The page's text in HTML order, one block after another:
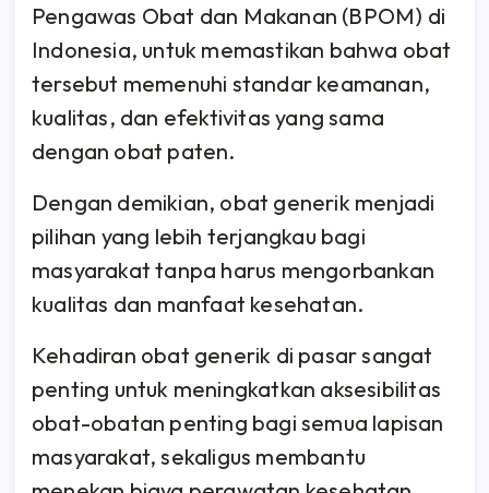
Pengawas Obat dan Makanan (BPOM) di
Indonesia, untuk memastikan bahwa obat
tersebut memenuhi standar keamanan,
kualitas, dan efektivitas yang sama
dengan obat paten.
Dengan demikian, obat generik menjadi
pilihan yang lebih terjangkau bagi
masyarakat tanpa harus mengorbankan
kualitas dan manfaat kesehatan.
Kehadiran obat generik di pasar sangat
penting untuk meningkatkan aksesibilitas
obat-obatan penting bagi semua lapisan
masyarakat, sekaligus membantu